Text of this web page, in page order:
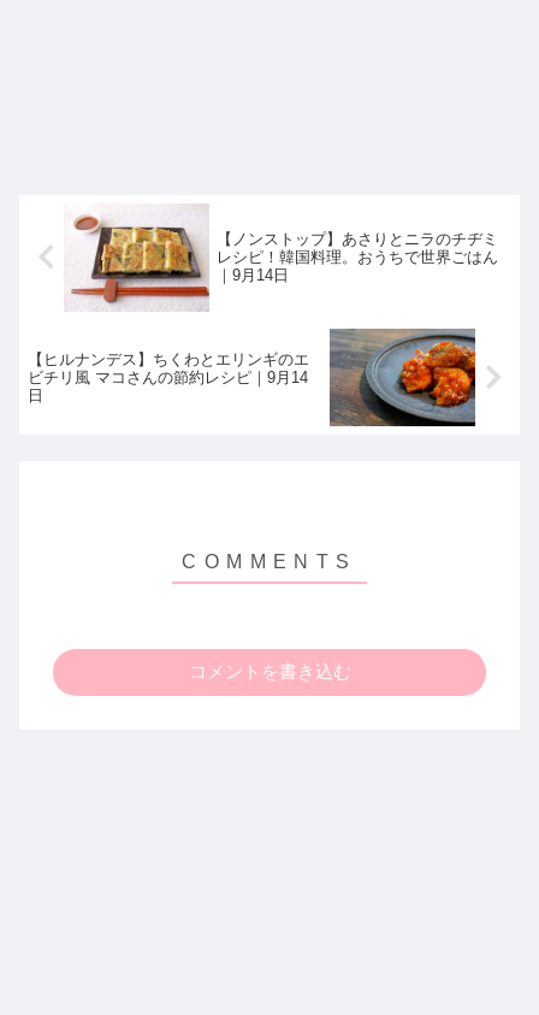
【ノンストップ】あさりとニラのチヂミ
レシピ！韓国料理。おうちで世界ごはん
｜9月14日
【ヒルナンデス】ちくわとエリンギのエ
ビチリ風 マコさんの節約レシピ｜9月14
日
コメントを書き込む